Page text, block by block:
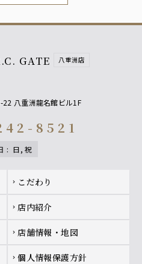
GATE 八重洲店
22 八重洲龍名館ビル1F
8521
: 日, 祝
chevron_right こだわり
chevron_right 店内紹介
chevron_right 店舗情報・地図
chevron_right 個人情報保護方針